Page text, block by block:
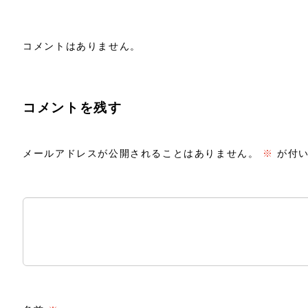
コメントはありません。
コメントを残す
メールアドレスが公開されることはありません。 ※ が付